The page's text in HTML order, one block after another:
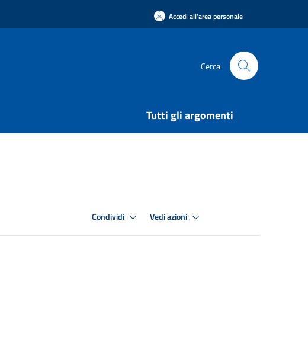
Accedi all'area personale
Cerca
Tutti gli argomenti
Condividi Vedi azioni